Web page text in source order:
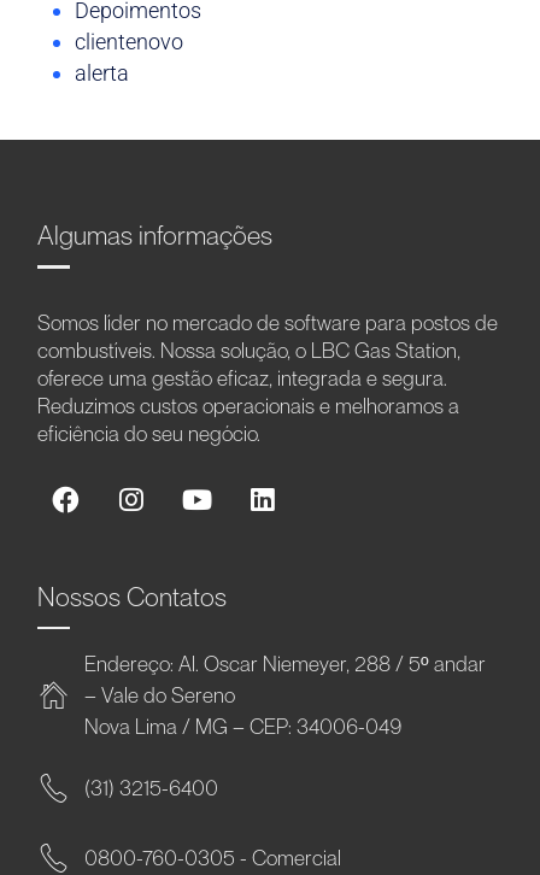
Depoimentos
clientenovo
alerta
Algumas informações
Somos líder no mercado de software para postos de
combustíveis. Nossa solução, o LBC Gas Station,
oferece uma gestão eficaz, integrada e segura.
Reduzimos custos operacionais e melhoramos a
eficiência do seu negócio.
Nossos Contatos
Endereço: Al. Oscar Niemeyer, 288 / 5º andar
– Vale do Sereno
Nova Lima / MG – CEP: 34006-049
(31) 3215-6400
0800-760-0305 - Comercial